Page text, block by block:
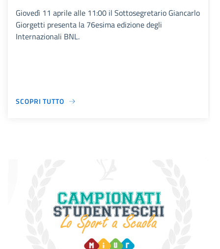
Giovedì 11 aprile alle 11:00 il Sottosegretario Giancarlo
Giorgetti presenta la 76esima edizione degli
Internazionali BNL.
SCOPRI TUTTO